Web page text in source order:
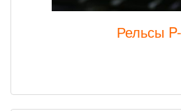
Рельсы